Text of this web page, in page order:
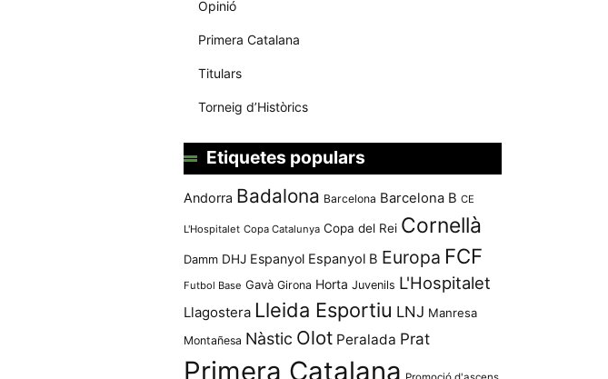
Opinió
Primera Catalana
Titulars
Torneig d’Històrics
Etiquetes populars
Andorra Badalona Barcelona Barcelona B CE
L'Hospitalet Copa Catalunya Copa del Rei Cornellà
Damm DHJ Espanyol Espanyol B Europa FCF
Futbol Base Gavà Girona Horta Juvenils L'Hospitalet
Llagostera Lleida Esportiu LNJ Manresa
Montañesa Nàstic Olot Peralada Prat
Primera Catalana